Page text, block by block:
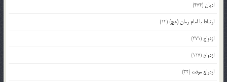
ادیان(474)
ارتباط با امام زمان (عج)(14)
ازدواج (371)
ازدواج (117)
ازدواج موقت (32)